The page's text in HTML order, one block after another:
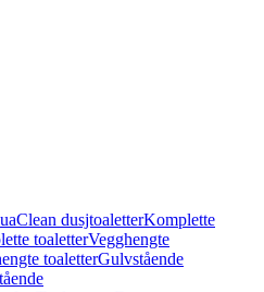
dusjtoaletterKomplette
toaletterVegghengte
toaletterGulvstående